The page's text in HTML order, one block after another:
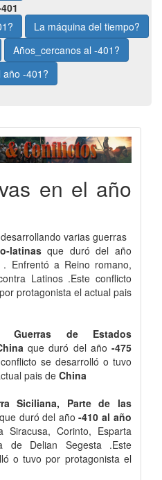
La máquina del tiempo?
Años_cercanos al -401?
año -401?
en el año
varias guerras
latinas que duró del año
. Enfrentó a Reino romano,
Latinos .Este conflicto
protagonista el actual pais
Guerras de Estados
que duró del año -475
pais de China
Siciliana, Parte de las
que duró del año -410 al año
Corinto, Esparta
de Delian Segesta .Este
o tuvo por protagonista el